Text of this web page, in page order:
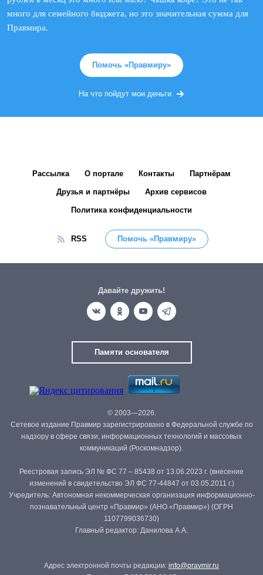
много для семейного бюджета, но это значительная сумма для
Правмира.
Помочь «Правмиру»
На что пойдут мои деньги
Рассылка О портале Контакты Партнёрам
Друзья и партнёры Архив сервисов
Политика конфиденциальности
RSS Помочь «Правмиру»
Давайте дружить!
Памяти основателя
© 2003—2026.
Сетевое издание Правмир зарегистрировано в Федеральной службе по
надзору в сфере связи, информационных технологий и массовых
коммуникаций (Роскомнадзор).
Реестровая запись ЭЛ № ФС 77 – 85438 от 13.06.2023 г. (внесение
изменений в свидетельство ЭЛ ФС 77-44847 от 03.05.2011 г.)
Учредитель: Автономная некоммерческая организация информационно-
познавательный центр «Правмир» (АНО «Правмир») (ОГРН
1107799036730)
Главный редактор: Данилова А.А.
Адрес электронной почты редакции: info@pravmir.ru